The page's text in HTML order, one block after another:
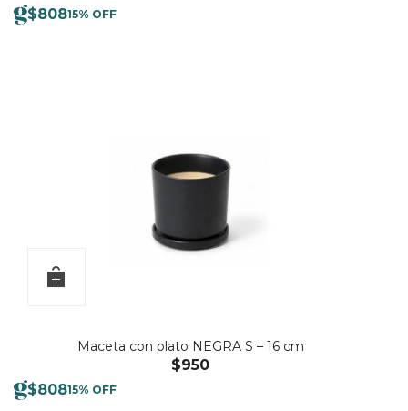
$80815% OFF
Maceta con plato NEGRA S – 16 cm
$950
$80815% OFF